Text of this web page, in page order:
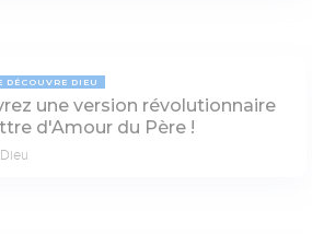
DÉCOUVRE DIEU
une version révolutionnaire
d'Amour du Père !